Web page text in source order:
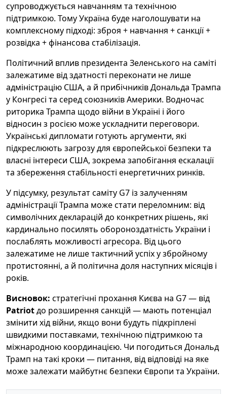
супроводжується навчанням та технічною
підтримкою. Тому Україна буде наголошувати на
комплексному підході: зброя + навчання + санкції +
розвідка + фінансова стабілізація.
Політичний вплив президента Зеленського на саміті
залежатиме від здатності переконати не лише
адміністрацію США, а й прибічників Дональда Трампа
у Конгресі та серед союзників Америки. Водночас
риторика Трампа щодо війни в Україні і його
відносин з росією може ускладнити переговори.
Українські дипломати готують аргументи, які
підкреслюють загрозу для європейської безпеки та
власні інтереси США, зокрема запобігання ескалації
та збереження стабільності енергетичних ринків.
У підсумку, результат саміту G7 із залученням
адміністрації Трампа може стати переломним: від
символічних декларацій до конкретних рішень, які
кардинально посилять обороноздатність України і
послаблять можливості агресора. Від цього
залежатиме не лише тактичний успіх у збройному
протистоянні, а й політична доля наступних місяців і
років.
Висновок: стратегічні прохання Києва на G7 — від
Patriotдо розширення санкцій — мають потенціал
змінити хід війни, якщо вони будуть підкріплені
швидкими поставками, технічною підтримкою та
міжнародною координацією. Чи погодиться Дональд
Трамп на такі кроки — питання, від відповіді на яке
може залежати майбутнє безпеки Європи та України.